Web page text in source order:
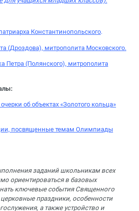
Константинопольского.
(Дроздова), митрополита Московского.
Петра (Полянского), митрополита
об объектах «Золотого кольца»
посвященные темам Олимпиады
заданий школьникам всех
ориентироваться в базовых
ключевые события Священного
праздники, особенности
а также устройство и